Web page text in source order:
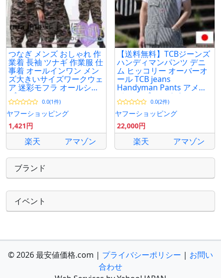
つなぎ メンズ おしゃれ 作
業着 長袖 ツナギ 作業服 仕
事着 オールインワン メン
ズ大きいサイズワークウェ
ア 迷彩モフラ オールシー
ズン
0.0(1件)
ヤフーショッピング
1,421円
楽天 アマゾン
【送料無料】TCBジーンズ
ハンディマンパンツ デニ
ム ヒッコリー オーバーオ
ール TCB jeans
Handyman Pants アメカ
ジ メンズ ワークウェア
0.0(2件)
ヤフーショッピング
22,000円
楽天 アマゾン
ブランド
イベント
© 2026 最安値価格.com | プライバシーポリシー | お問い
合わせ